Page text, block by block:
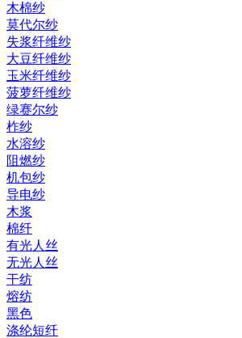
木棉纱
莫代尔纱
失浆纤维纱
大豆纤维纱
玉米纤维纱
菠萝纤维纱
绿赛尔纱
柞纱
水溶纱
阻燃纱
机包纱
导电纱
木浆
棉纤
有光人丝
无光人丝
干纺
熔纺
黑色
涤纶短纤